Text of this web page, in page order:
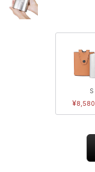
S
8,580